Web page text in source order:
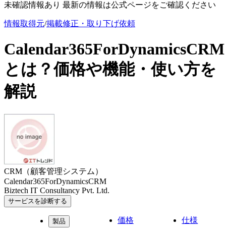
未確認情報あり 最新の情報は公式ページをご確認ください
情報取得元/掲載修正・取り下げ依頼
Calendar365ForDynamicsCRM
とは？価格や機能・使い方を
解説
CRM（顧客管理システム）
Calendar365ForDynamicsCRM
Biztech IT Consultancy Pvt. Ltd.
サービスを診断する
製品 価格 仕様